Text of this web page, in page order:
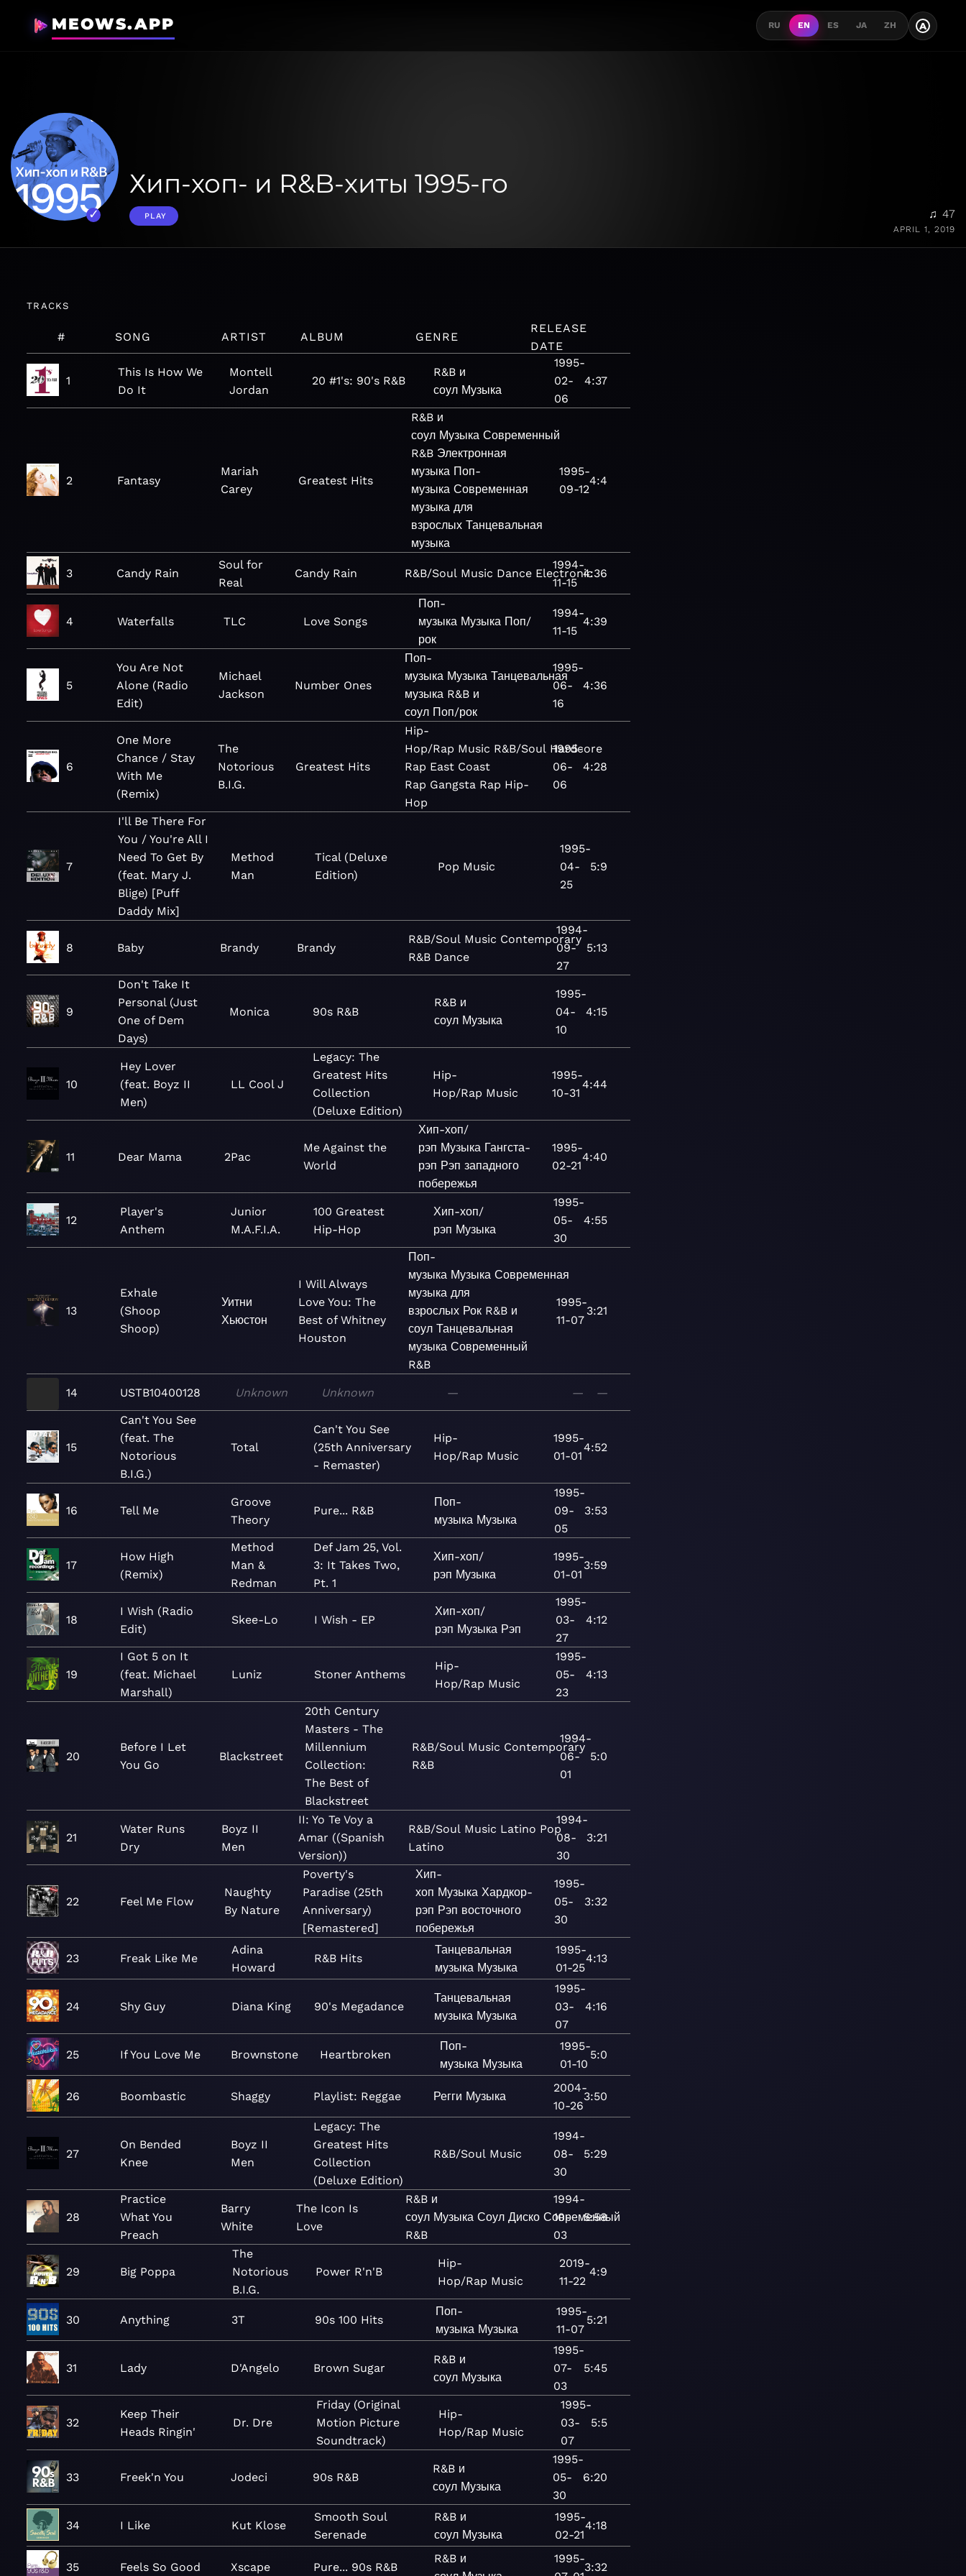
MEOWS.APP RU EN ES JA ZH A
Хип-хоп- и R&B-хиты 1995-го
PLAY ♫ 47
APRIL 1, 2019
TRACKS
# SONG ARTIST ALBUM GENRE
RELEASE
DATE
1
This Is How We
Do It
Montell
Jordan
20 #1's: 90's R&B
R&B и
соул Музыка
1995-
02-
06
4:37
2 Fantasy
Mariah
Carey
Greatest Hits
R&B и
соул Музыка Современный
R&B Электронная
музыка Поп-
музыка Современная
музыка для
взрослых Танцевальная
музыка
1995-
09-12
4:4
3 Candy Rain
Soul for
Real
Candy Rain R&B/Soul Music Dance Electronic
1994-
11-15
4:36
4 Waterfalls TLC Love Songs
Поп-
музыка Музыка Поп/
рок
1994-
11-15
4:39
5
You Are Not
Alone (Radio
Edit)
Michael
Jackson
Number Ones
Поп-
музыка Музыка Танцевальная
музыка R&B и
соул Поп/рок
1995-
06-
16
4:36
6
One More
Chance / Stay
With Me
(Remix)
The
Notorious
B.I.G.
Greatest Hits
Hip-
Hop/Rap Music R&B/Soul Hardcore
Rap East Coast
Rap Gangsta Rap Hip-
Hop
1995-
06-
06
4:28
7
I'll Be There For
You / You're All I
Need To Get By
(feat. Mary J.
Blige) [Puff
Daddy Mix]
Method
Man
Tical (Deluxe
Edition)
Pop Music
1995-
04-
25
5:9
8 Baby Brandy Brandy
R&B/Soul Music Contemporary
R&B Dance
1994-
09-
27
5:13
9
Don't Take It
Personal (Just
One of Dem
Days)
Monica 90s R&B
R&B и
соул Музыка
1995-
04-
10
4:15
10
Hey Lover
(feat. Boyz II
Men)
LL Cool J
Legacy: The
Greatest Hits
Collection
(Deluxe Edition)
Hip-
Hop/Rap Music
1995-
10-31
4:44
11 Dear Mama 2Pac
Me Against the
World
Хип-хоп/
рэп Музыка Гангста-
рэп Рэп западного
побережья
1995-
02-21
4:40
12
Player's
Anthem
Junior
M.A.F.I.A.
100 Greatest
Hip-Hop
Хип-хоп/
рэп Музыка
1995-
05-
30
4:55
13
Exhale
(Shoop
Shoop)
Уитни
Хьюстон
I Will Always
Love You: The
Best of Whitney
Houston
Поп-
музыка Музыка Современная
музыка для
взрослых Рок R&B и
соул Танцевальная
музыка Современный
R&B
1995-
11-07
3:21
14 USTB10400128 Unknown Unknown — — —
15
Can't You See
(feat. The
Notorious
B.I.G.)
Total
Can't You See
(25th Anniversary
- Remaster)
Hip-
Hop/Rap Music
1995-
01-01
4:52
16 Tell Me
Groove
Theory
Pure... R&B
Поп-
музыка Музыка
1995-
09-
05
3:53
17
How High
(Remix)
Method
Man &
Redman
Def Jam 25, Vol.
3: It Takes Two,
Pt. 1
Хип-хоп/
рэп Музыка
1995-
01-01
3:59
18
I Wish (Radio
Edit)
Skee-Lo I Wish - EP
Хип-хоп/
рэп Музыка Рэп
1995-
03-
27
4:12
19
I Got 5 on It
(feat. Michael
Marshall)
Luniz Stoner Anthems
Hip-
Hop/Rap Music
1995-
05-
23
4:13
20
Before I Let
You Go
Blackstreet
20th Century
Masters - The
Millennium
Collection:
The Best of
Blackstreet
R&B/Soul Music Contemporary
R&B
1994-
06-
01
5:0
21
Water Runs
Dry
Boyz II
Men
II: Yo Te Voy a
Amar ((Spanish
Version))
R&B/Soul Music Latino Pop
Latino
1994-
08-
30
3:21
22 Feel Me Flow
Naughty
By Nature
Poverty's
Paradise (25th
Anniversary)
[Remastered]
Хип-
хоп Музыка Хардкор-
рэп Рэп восточного
побережья
1995-
05-
30
3:32
23 Freak Like Me
Adina
Howard
R&B Hits
Танцевальная
музыка Музыка
1995-
01-25
4:13
24 Shy Guy Diana King 90's Megadance
Танцевальная
музыка Музыка
1995-
03-
07
4:16
25 If You Love Me Brownstone Heartbroken
Поп-
музыка Музыка
1995-
01-10
5:0
26 Boombastic Shaggy Playlist: Reggae Регги Музыка
2004-
10-26
3:50
27
On Bended
Knee
Boyz II
Men
Legacy: The
Greatest Hits
Collection
(Deluxe Edition)
R&B/Soul Music
1994-
08-
30
5:29
28
Practice
What You
Preach
Barry
White
The Icon Is
Love
R&B и
соул Музыка Соул Диско Современный
R&B
1994-
10-
03
5:58
29 Big Poppa
The
Notorious
B.I.G.
Power R'n'B
Hip-
Hop/Rap Music
2019-
11-22
4:9
30 Anything 3T 90s 100 Hits
Поп-
музыка Музыка
1995-
11-07
5:21
31 Lady D'Angelo Brown Sugar
R&B и
соул Музыка
1995-
07-
03
5:45
32
Keep Their
Heads Ringin'
Dr. Dre
Friday (Original
Motion Picture
Soundtrack)
Hip-
Hop/Rap Music
1995-
03-
07
5:5
33 Freek'n You Jodeci 90s R&B
R&B и
соул Музыка
1995-
05-
30
6:20
34 I Like Kut Klose
Smooth Soul
Serenade
R&B и
соул Музыка
1995-
02-21
4:18
35 Feels So Good Xscape Pure... 90s R&B
R&B и
1995-
3:32